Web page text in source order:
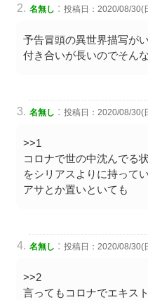
名無し : 投稿日：2020/08/30(
予告冒頭の異世界描写が
付き合いが長いのでそん
名無し : 投稿日：2020/08/30(
>>1
コロナで世の中沈んでる
をシリアスよりに持って
アサとか置いといても
名無し : 投稿日：2020/08/30(
>>2
言ってもコロナでエキス